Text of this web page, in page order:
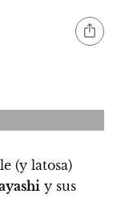
(y latosa)
y sus